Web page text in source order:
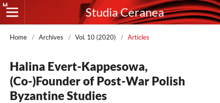
Studia Ceranea
Home / Archives / Vol. 10 (2020) / Articles
Halina Evert-Kappesowa,
(Co-)Founder of Post-War Polish
Byzantine Studies